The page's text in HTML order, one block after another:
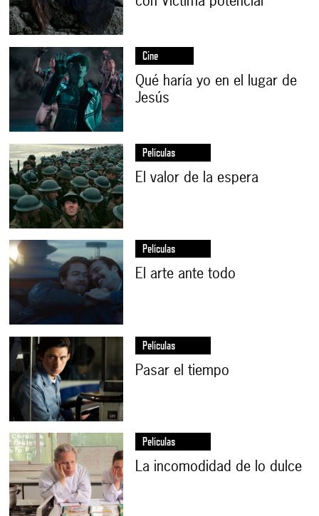
Cine
Qué haría yo en el lugar de
Jesús
Películas
El valor de la espera
Películas
El arte ante todo
Películas
Pasar el tiempo
Películas
La incomodidad de lo dulce